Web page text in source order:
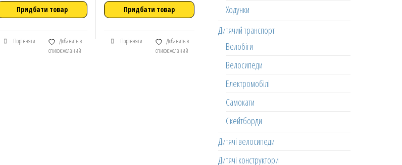
Придбати товар
Порівняти
Добавить в
список желаний
Придбати товар
Порівняти
Добавить в
список желаний
Ходунки
Дитячий транспорт
Велобіги
Велосипеди
Електромобілі
Самокати
Скейтборди
Дитячі велосипеди
Дитячі конструктори